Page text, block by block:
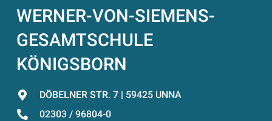
WERNER-VON-SIEMENS-
GESAMTSCHULE
KÖNIGSBORN
DÖBELNER STR. 7 | 59425 UNNA
02303 / 96804-0